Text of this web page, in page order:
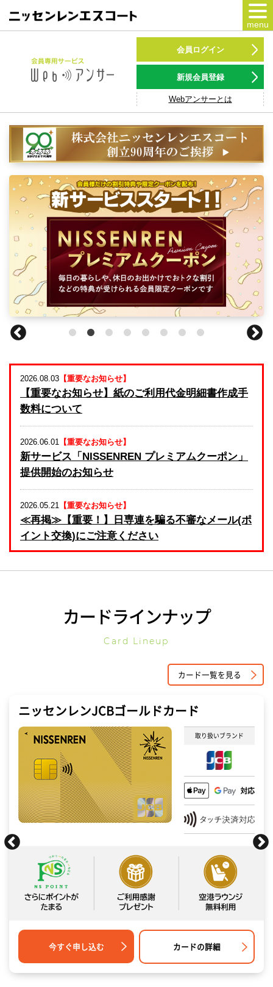
menu
カードをつかう
NSポイント
キャンペーン
会員専用サービスWebアンサー
サービス
各種ローン
お客様サポート
法人のみなさま
会員ログイン
新規会員登録
Webアンサーとは
2026.08.03 【重要なお知らせ】
【重要なお知らせ】紙のご利用代金明細書作成手
数料について
2026.06.01 【重要なお知らせ】
新サービス「NISSENREN プレミアムクーポン」
提供開始のお知らせ
2026.05.21 【重要なお知らせ】
≪再掲≫【重要！】日専連を騙る不審なメール(ポ
イント交換)にご注意ください
カードラインナップ
Card Lineup
カード一覧を見る
ニッセンレンJCBゴールドカード
取り扱いブランド
カードの詳細